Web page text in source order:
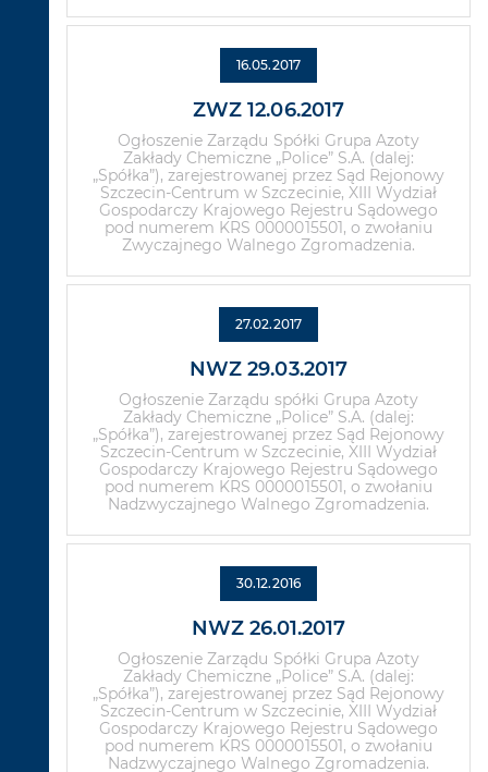
16.05.2017
ZWZ 12.06.2017
Ogłoszenie Zarządu Spółki Grupa Azoty
Zakłady Chemiczne „Police” S.A. (dalej:
„Spółka”), zarejestrowanej przez Sąd Rejonowy
Szczecin-Centrum w Szczecinie, XIII Wydział
Gospodarczy Krajowego Rejestru Sądowego
pod numerem KRS 0000015501, o zwołaniu
Zwyczajnego Walnego Zgromadzenia.
27.02.2017
NWZ 29.03.2017
Ogłoszenie Zarządu spółki Grupa Azoty
Zakłady Chemiczne „Police” S.A. (dalej:
„Spółka”), zarejestrowanej przez Sąd Rejonowy
Szczecin-Centrum w Szczecinie, XIII Wydział
Gospodarczy Krajowego Rejestru Sądowego
pod numerem KRS 0000015501, o zwołaniu
Nadzwyczajnego Walnego Zgromadzenia.
30.12.2016
NWZ 26.01.2017
Ogłoszenie Zarządu Spółki Grupa Azoty
Zakłady Chemiczne „Police” S.A. (dalej:
„Spółka”), zarejestrowanej przez Sąd Rejonowy
Szczecin-Centrum w Szczecinie, XIII Wydział
Gospodarczy Krajowego Rejestru Sądowego
pod numerem KRS 0000015501, o zwołaniu
Nadzwyczajnego Walnego Zgromadzenia.